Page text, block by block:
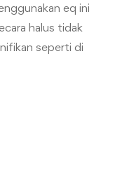
eq ini
halus tidak
seperti di